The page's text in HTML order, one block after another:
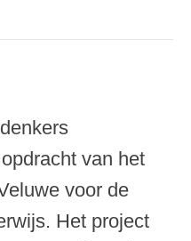
van het
voor de
Het project